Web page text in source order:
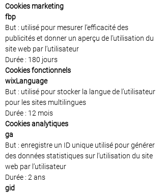
Cookies marketing
fbp
But : utilisé pour mesurer l’efficacité des
publicités et donner un aperçu de l’utilisation du
site web par l’utilisateur
Durée : 180 jours
Cookies fonctionnels
wixLanguage
But : utilisé pour stocker la langue de l’utilisateur
pour les sites multilingues
Durée : 12 mois
Cookies analytiques
ga
But : enregistre un ID unique utilisé pour générer
des données statistiques sur l’utilisation du site
web par l’utilisateur
Durée : 2 ans
gid